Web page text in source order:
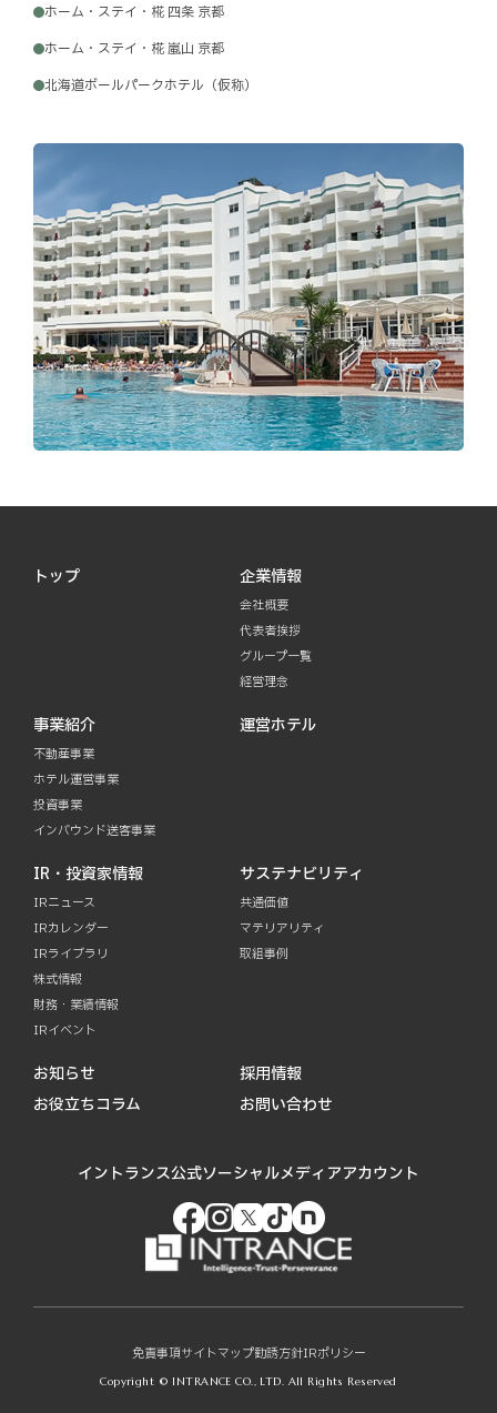
ホーム・ステイ・椛 四条 京都
ホーム・ステイ・椛 嵐山 京都
北海道ボールパークホテル（仮称）
トップ 企業情報
会社概要
代表者挨拶
グループ一覧
経営理念
事業紹介
不動産事業
ホテル運営事業
投資事業
インバウンド送客事業
運営ホテル
IR・投資家情報
IRニュース
IRカレンダー
IRライブラリ
株式情報
財務・業績情報
IRイベント
サステナビリティ
共通価値
マテリアリティ
取組事例
お知らせ
お役立ちコラム
採用情報
お問い合わせ
イントランス公式ソーシャルメディアアカウント
免責事項サイトマップ勧誘方針IRポリシー
Copyright © INTRANCE CO., LTD. All Rights Reserved